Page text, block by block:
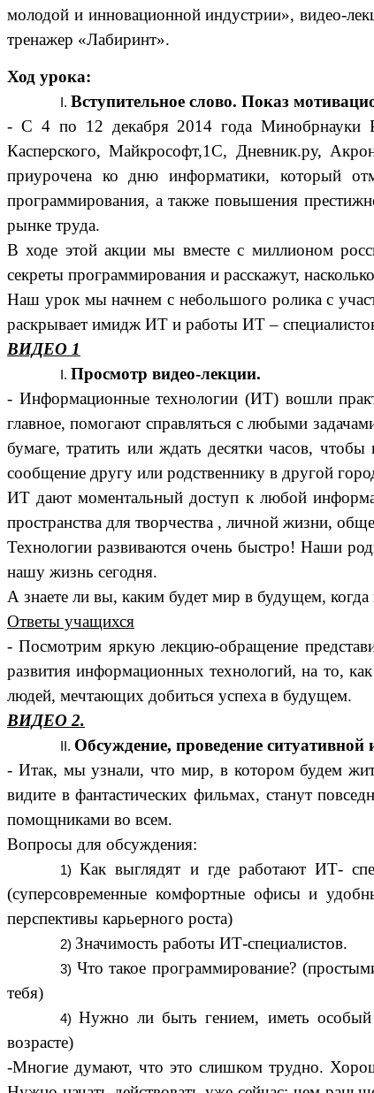
молодой и инновационной индустрии», видео-
тренажер «Лабиринт».
Ход урока:
Вступительное слово. Показ
- С 4 по 12 декабря 2014 года Минобрнауки
Касперского, Майкрософт,1С, Дневник.ру,
приурочена ко дню информатики, который
программирования, а также повышения
рынке труда.
В ходе этой акции мы вместе с миллионом
секреты программирования и расскажут,
Наш урок мы начнем с небольшого ролика с
раскрывает имидж ИТ и работы ИТ –
ВИДЕО 1
Просмотр видео-лекции.
- Информационные технологии (ИТ) вошли
главное, помогают справляться с любыми
бумаге, тратить или ждать десятки часов,
сообщение другу или родственнику в другой
ИТ дают моментальный доступ к любой
пространства для творчества , личной жизни,
Технологии развиваются очень быстро! Наши
нашу жизнь сегодня.
А знаете ли вы, каким будет мир в будущем, когда
Ответы учащихся
- Посмотрим яркую лекцию-обращение
развития информационных технологий, на то,
людей, мечтающих добиться успеха в будущем.
ВИДЕО 2.
Обсуждение, проведение ситуативной
- Итак, мы узнали, что мир, в котором будем
видите в фантастических фильмах, станут
помощниками во всем.
Вопросы для обсуждения:
Как выглядят и где работают ИТ-
(суперсовременные комфортные офисы и
перспективы карьерного роста)
Значимость работы ИТ-специалистов.
Что такое программирование?
тебя)
Нужно ли быть гением, иметь особый
возрасте)
-Многие думают, что это слишком трудно.